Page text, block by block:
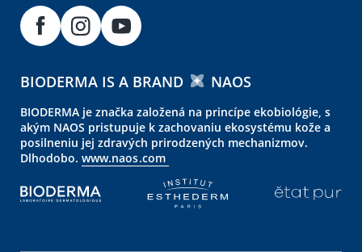
BIODERMA IS A BRAND NAOS
BIODERMA je značka založená na princípe ekobiológie, s
akým NAOS pristupuje k zachovaniu ekosystému kože a
posilneniu jej zdravých prirodzených mechanizmov.
Dlhodobo. www.naos.com